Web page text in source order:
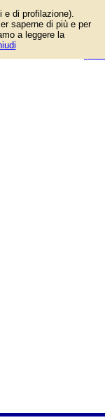
di servizi e prodotti.
e notizie di
e di profilazione).
saperne di più e per
a leggere la